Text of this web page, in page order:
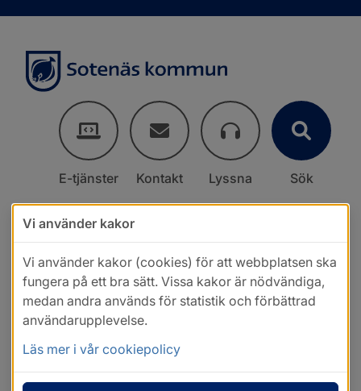
E-tjänster Kontakt Lyssna Sök
Vi använder kakor
Vi använder kakor (cookies) för att webbplatsen ska
fungera på ett bra sätt. Vissa kakor är nödvändiga,
medan andra används för statistik och förbättrad
användarupplevelse.
Läs mer i vår cookiepolicy